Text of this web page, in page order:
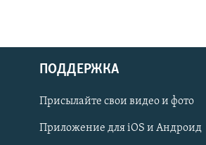
Українською
Qırımtatar
ПОДДЕРЖКА
Присылайте свои видео и фото
Приложение для iOS и Андроид